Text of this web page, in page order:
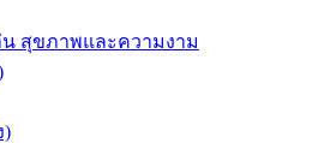
น สุขภาพและความงาม
)